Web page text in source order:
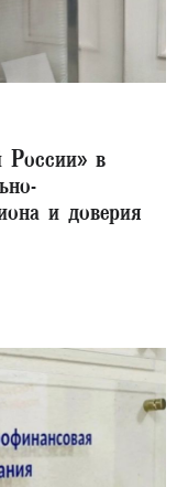
России» в
и доверия